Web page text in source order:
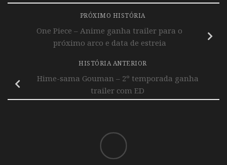
PRÓXIMO HISTÓRIA
One Piece – Anime ganha trailer para o
próximo arco e data de estreia
HISTÓRIA ANTERIOR
Hime-sama Gouman – 2º temporada ganha
trailer com ED